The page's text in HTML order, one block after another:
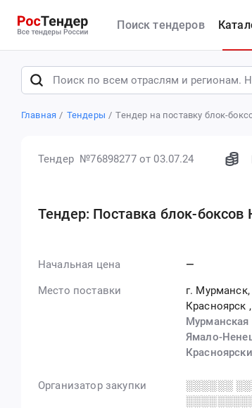
Поиск тендеров
Главная Тендеры Тендер на поставку блок-
Тендер №76898277от 03.07.24
Тендер: Поставка блок-
Начальная цена —
Место поставки
г.
Красноярск ,
Мурманская
Ямало-
Организатор закупки
░░░░░░